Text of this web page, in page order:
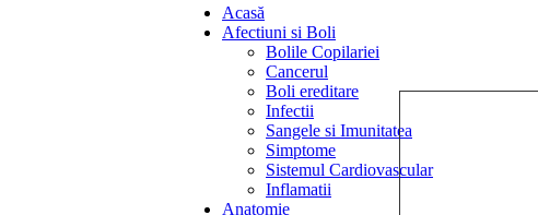
Acasă
Afectiuni si Boli
Bolile Copilariei
Cancerul
Boli ereditare
Infectii
Sangele si Imunitatea
Simptome
Sistemul Cardiovascular
Inflamatii
Anatomie